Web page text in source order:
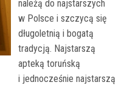
należą do najstarszych
w Polsce i szczycą się
długoletnią i bogatą
tradycją. Najstarszą
apteką toruńską
i jednocześnie najstarszą